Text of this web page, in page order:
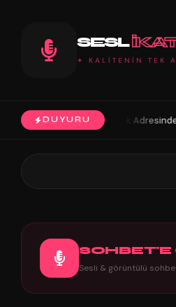
SESL
✦ KALİTENİN TEK
DUYURU
İyi Sohbetler.
SOHBET'E
Sesli & görüntülü